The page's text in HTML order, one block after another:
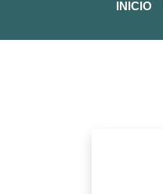
INICIO